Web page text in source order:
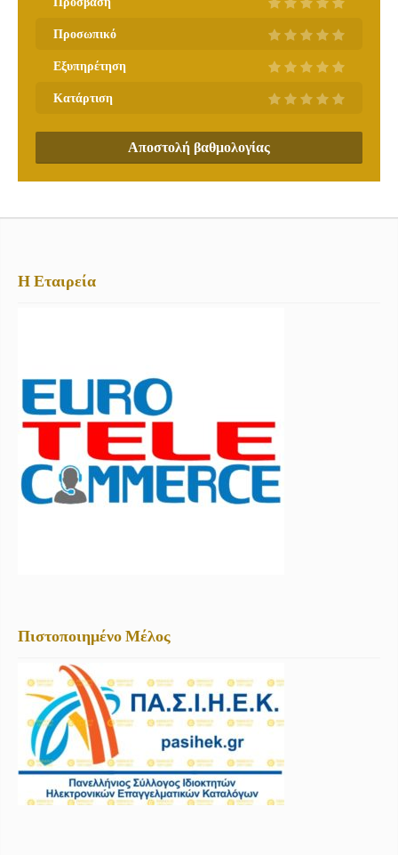
Προσωπικό
Εξυπηρέτηση
Κατάρτιση
Αποστολή βαθμολογίας
Η Εταιρεία
Πιστοποιημένο Μέλος